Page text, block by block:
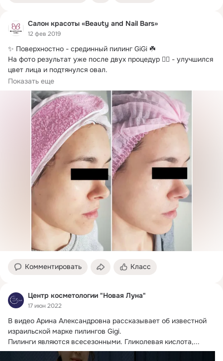
Салон красоты «Beauty and Nail Bars»
12 фев 2019
✨ Поверхностно - срединный пилинг GiGi ☘️
На фото результат уже после двух процедур ☝🏻 - улучшился
цвет лица и подтянулся овал.
Работа...
Показать еще
Комментировать Класс
Центр косметологии "Новая Луна"
17 июн 2022
В видео Арина Александровна рассказывает об известной
израильской марке пилингов Gigi.
Пилинги являются всесезонными. Гликолевая кислота,...